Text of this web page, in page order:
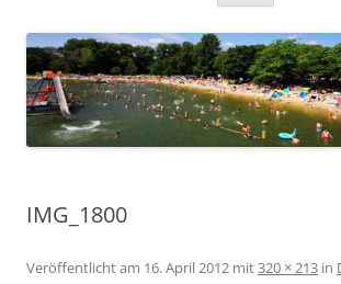
IMG_1800
Veröffentlicht am 16. April 2012 mit320 × 213 in